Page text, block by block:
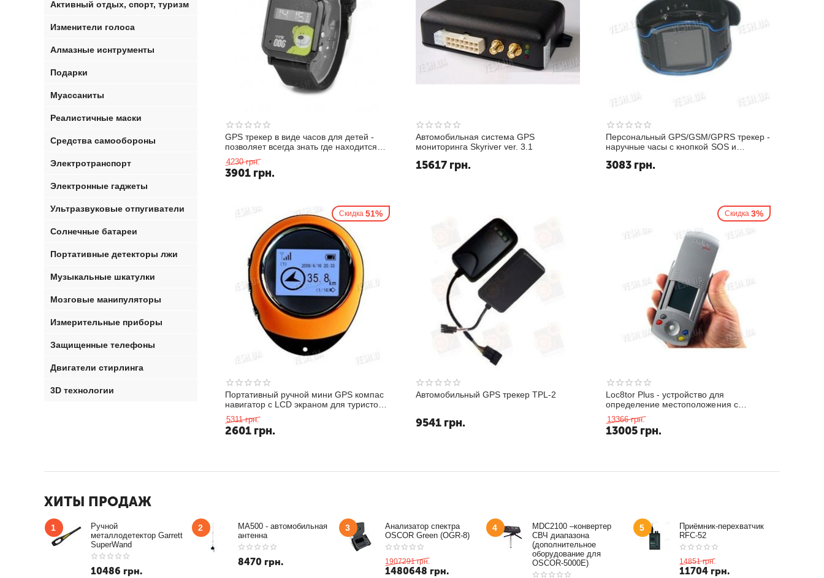
GPS трекер в виде часов для детей -
позволяет всегда знать где находится
ваш ребёнок (модель Cityeasy 006)
4230 грн.
3901 грн.
Автомобильная система GPS
мониторинга Skyriver ver. 3.1
15617 грн.
Персональный GPS/GSM/GPRS трекер -
наручные часы с кнопкой SOS и
(модель TK-8125)
3083 грн.
Скидка 51%
Портативный ручной мини GPS компас
навигатор с LCD экраном для туристов
и путешественников
5311 грн.
2601 грн.
Автомобильный GPS трекер TPL-2
9541 грн.
Скидка 3%
Loc8tor Plus - устройство для
определение местоположения с
помощью радио маячков слежения до
180 метров
13366 грн.
13005 грн.
Активный отдых, спорт, туризм
Изменители голоса
Алмазные иснтрументы
Подарки
Муассаниты
Реалистичные маски
Средства самообороны
Электротранспорт
Электронные гаджеты
Ультразвуковые отпугиватели
Солнечные батареи
Портативные детекторы лжи
Музыкальные шкатулки
Мозговые манипуляторы
Измерительные приборы
Защищенные телефоны
Двигатели стирлинга
3D технологии
ХИТЫ ПРОДАЖ
1
Ручной
металлодетектор Garrett
SuperWand
10486 грн.
2
MA500 - автомобильная
антенна
8470 грн.
3
Анализатор спектра
OSCOR Green (OGR-8)
1907291 грн.
1480648 грн.
4
MDC2100 –конвертер
СВЧ диапазона
(дополнительное
оборудование для
OSCOR-5000E)
5
Приёмник-перехватчик
RFC-52
14851 грн.
11704 грн.